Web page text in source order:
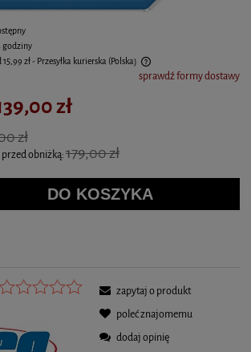
godziny
15,99 zł- Przesyłka kurierska (Polska)
sprawdź formy dostawy
zł
zł
przed obniżką:179,00 zł
DO KOSZYKA
zapytaj o produkt
poleć znajomemu
dodaj opinię